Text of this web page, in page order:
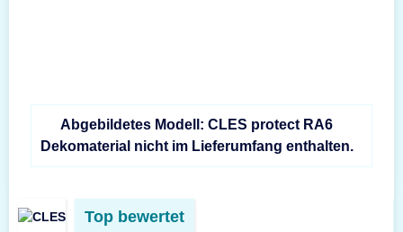
Abgebildetes Modell: CLES protect RA6
Dekomaterial nicht im Lieferumfang enthalten.
Top bewertet